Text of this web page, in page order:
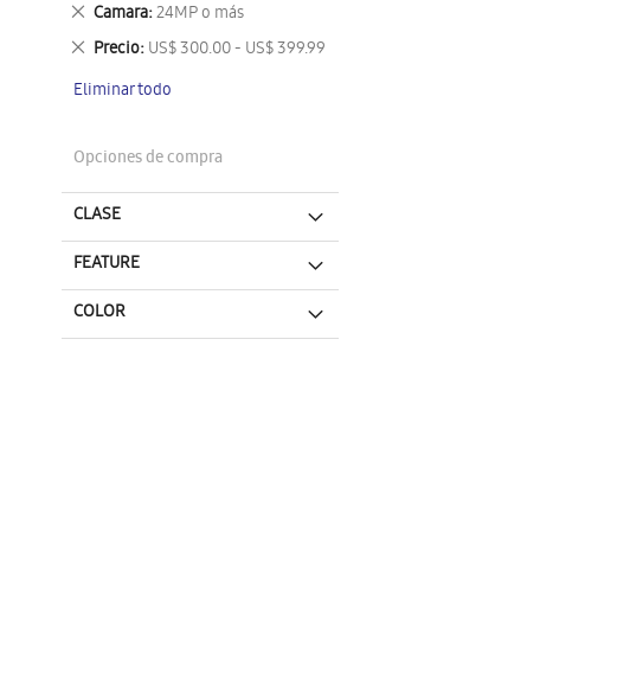
artículo
Camara 24MP o más
Eliminar
este
artículo
Precio US$ 300.00 - US$ 399.99
Eliminar
artículo
Eliminar todo
Opciones de compra
CLASE
FEATURE
COLOR